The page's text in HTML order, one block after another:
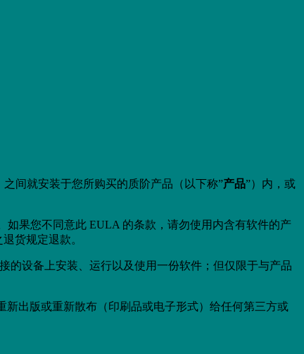
之间就安装于您所购买的质阶产品（以下称”产品”）内，或
果您不同意此 EULA 的条款，请勿使用内含有软件的产
货规定退款。
的设备上安装、运行以及使用一份软件；但仅限于与产品
出版或重新散布（印刷品或电子形式）给任何第三方或